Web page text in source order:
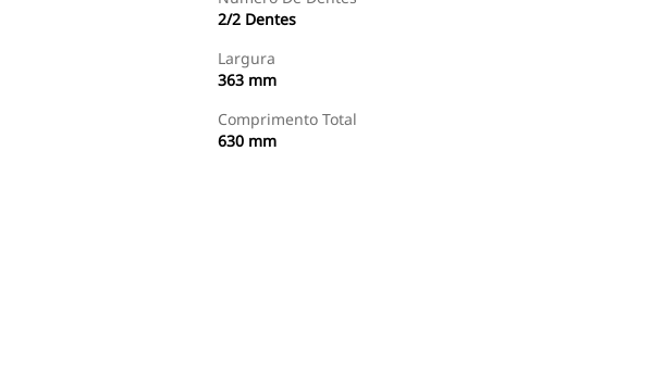
2/2 Dentes
Largura
363 mm
Comprimento Total
630 mm